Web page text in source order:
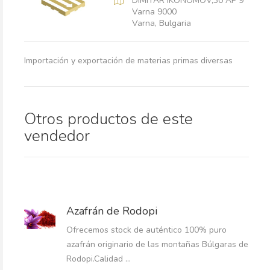
Varna 9000
Varna, Bulgaria
Importación y exportación de materias primas diversas
Otros productos de este
vendedor
Azafrán de Rodopi
Ofrecemos stock de auténtico 100% puro
azafrán originario de las montañas Búlgaras de
Rodopi.Calidad ...